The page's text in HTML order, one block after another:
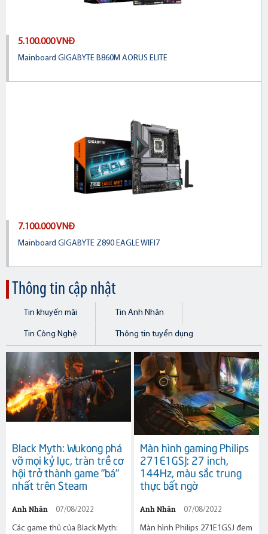
5.100.000 VNĐ
Mainboard GIGABYTE B860M AORUS ELITE
7.100.000 VNĐ
Mainboard GIGABYTE Z890 EAGLE WIFI7
Thông tin cập nhật
Tin khuyến mãi Tin Anh Nhân
Tin Công Nghệ Thông tin tuyển dụng
Black Myth: Wukong phá
vỡ mọi kỷ lục, tràn trề cơ
hội trở thành game "bá"
nhất trên Steam
Anh Nhân 07/08/2022
Các game thủ của Black Myth:
Màn hình gaming Philips
271E1GSJ: 27 inch,
144Hz, màu sắc trung
thực bất ngờ
Anh Nhân 07/08/2022
Màn hình Philips 271E1GSJ đem